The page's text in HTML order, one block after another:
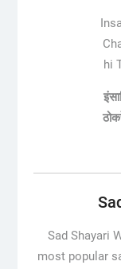
hi
Sad Shayari
most popular